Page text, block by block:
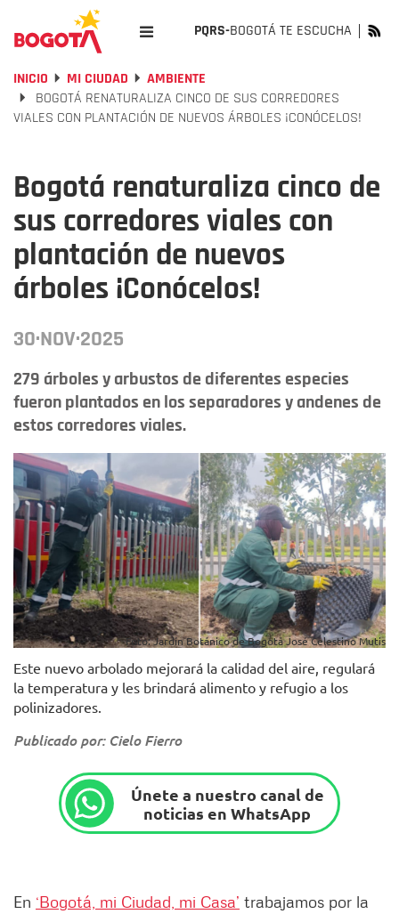
PQRS-BOGOTÁ TE ESCUCHA
INICIO MI CIUDAD
AMBIENTE
BOGOTÁ RENATURALIZA CINCO DE SUS CORREDORES
VIALES CON PLANTACIÓN DE NUEVOS ÁRBOLES ¡CONÓCELOS!
Bogotá renaturaliza cinco de
sus corredores viales con
plantación de nuevos
árboles ¡Conócelos!
30·NOV·2025
279 árboles y arbustos de diferentes especies
fueron plantados en los separadores y andenes de
estos corredores viales.
Foto: Jardín Botánico de Bogotá José Celestino Mutis
Este nuevo arbolado mejorará la calidad del aire, regulará
la temperatura y les brindará alimento y refugio a los
polinizadores.
Publicado por: Cielo Fierro
Únete a nuestro canal de
noticias en WhatsApp
En ‘Bogotá, mi Ciudad, mi Casa’ trabajamos por la